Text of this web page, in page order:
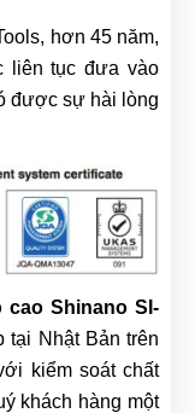
hơn 45 năm,
liên tục đưa vào
được sự hài lòng
Shinano SI-
tại Nhật Bản trên
kiểm soát chất
khách hàng một